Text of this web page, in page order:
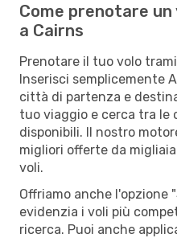
Come prenotare un
a Cairns
Prenotare il tuo volo
Inserisci semplicemente
città di partenza e
tuo viaggio e cerca tra le
disponibili. Il nostro
migliori offerte da
voli.
Offriamo anche l'opzione
evidenzia i voli più
ricerca. Puoi anche